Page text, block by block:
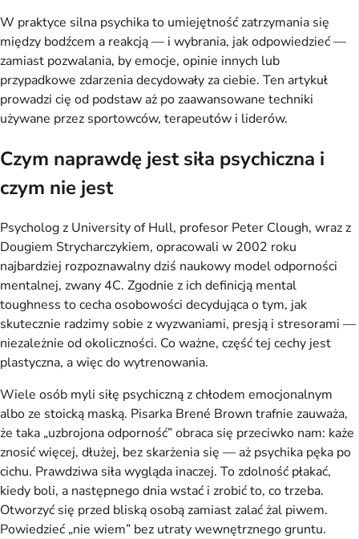
W praktyce silna psychika to umiejętność zatrzymania się
między bodźcem a reakcją — i wybrania, jak odpowiedzieć —
zamiast pozwalania, by emocje, opinie innych lub
przypadkowe zdarzenia decydowały za ciebie. Ten artykuł
prowadzi cię od podstaw aż po zaawansowane techniki
używane przez sportowców, terapeutów i liderów.
Czym naprawdę jest siła psychiczna i
czym nie jest
Psycholog z University of Hull, profesor Peter Clough, wraz z
Dougiem Strycharczykiem, opracowali w 2002 roku
najbardziej rozpoznawalny dziś naukowy model odporności
mentalnej, zwany 4C. Zgodnie z ich definicją mental
toughness to cecha osobowości decydująca o tym, jak
skutecznie radzimy sobie z wyzwaniami, presją i stresorami —
niezależnie od okoliczności. Co ważne, część tej cechy jest
plastyczna, a więc do wytrenowania.
Wiele osób myli siłę psychiczną z chłodem emocjonalnym
albo ze stoicką maską. Pisarka Brené Brown trafnie zauważa,
że taka „uzbrojona odporność” obraca się przeciwko nam: każe
znosić więcej, dłużej, bez skarżenia się — aż psychika pęka po
cichu. Prawdziwa siła wygląda inaczej. To zdolność płakać,
kiedy boli, a następnego dnia wstać i zrobić to, co trzeba.
Otworzyć się przed bliską osobą zamiast zalać żal piwem.
Powiedzieć „nie wiem” bez utraty wewnętrznego gruntu.